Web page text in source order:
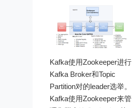
Kafka使用Zookeeper进行
Kafka Broker和Topic
Partition对的leader选举。
Kafka使用Zookeeper来管